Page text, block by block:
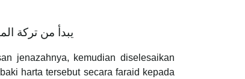
يبدأ من تركة
jenazahnya, kemudian diselesaikan
harta tersebut secara faraid kepada